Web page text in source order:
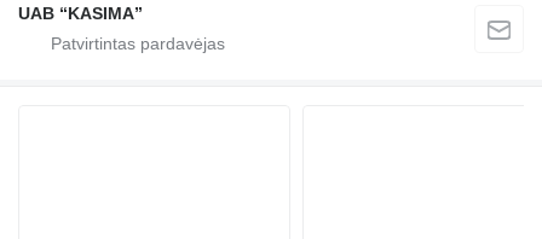
UAB “KASIMA”